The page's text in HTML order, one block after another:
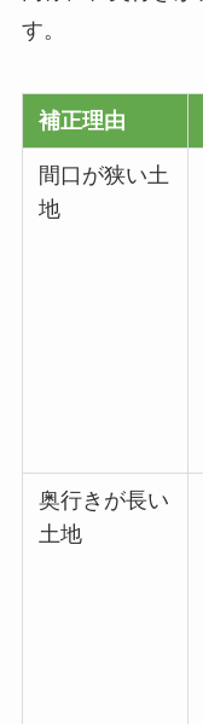
す。
補正理由
間口が狭い土
地
奥行きが長い
土地